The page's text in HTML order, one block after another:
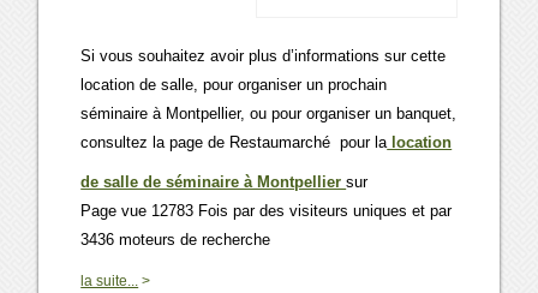
Si vous souhaitez avoir plus d’informations sur cette
location de salle, pour organiser un prochain
séminaire à Montpellier, ou pour organiser un banquet,
consultez la page de Restaumarché pour lalocation
de salle de séminaire à Montpelliersur
Page vue 12783 Fois par des visiteurs uniques et par
3436 moteurs de recherche
la suite... >